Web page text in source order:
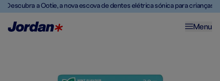
Descubra a Ootie, a nova escova de dentes elétrica sónica para crianças
Menu